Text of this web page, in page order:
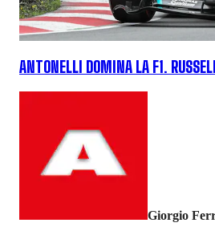
ANTONELLI DOMINA LA F1.
Giorgio